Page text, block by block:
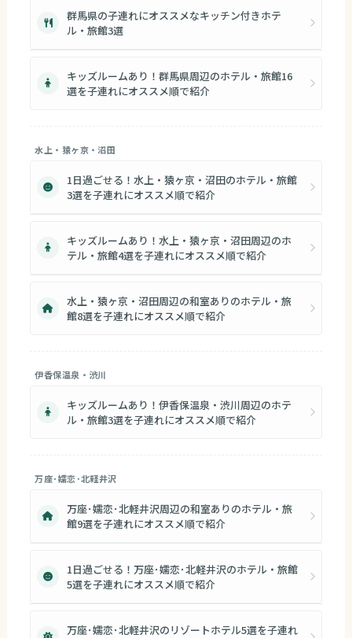
群馬県の子連れにオススメなキッチン付きホテ
ル・旅館3選
キッズルームあり！群馬県周辺のホテル・旅館16
選を子連れにオススメ順で紹介
水上・猿ヶ京・沼田
1日過ごせる！水上・猿ヶ京・沼田のホテル・旅館
3選を子連れにオススメ順で紹介
キッズルームあり！水上・猿ヶ京・沼田周辺のホ
テル・旅館4選を子連れにオススメ順で紹介
水上・猿ヶ京・沼田周辺の和室ありのホテル・旅
館8選を子連れにオススメ順で紹介
伊香保温泉・渋川
キッズルームあり！伊香保温泉・渋川周辺のホテ
ル・旅館3選を子連れにオススメ順で紹介
万座･嬬恋･北軽井沢
万座･嬬恋･北軽井沢周辺の和室ありのホテル・旅
館9選を子連れにオススメ順で紹介
1日過ごせる！万座･嬬恋･北軽井沢のホテル・旅館
5選を子連れにオススメ順で紹介
万座･嬬恋･北軽井沢のリゾートホテル5選を子連れ